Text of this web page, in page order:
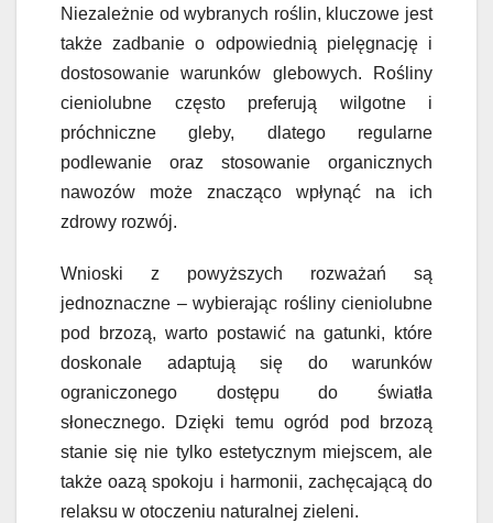
Niezależnie od wybranych roślin, kluczowe jest
także zadbanie o odpowiednią pielęgnację i
dostosowanie warunków glebowych. Rośliny
cieniolubne często preferują wilgotne i
próchniczne gleby, dlatego regularne
podlewanie oraz stosowanie organicznych
nawozów może znacząco wpłynąć na ich
zdrowy rozwój.
Wnioski z powyższych rozważań są
jednoznaczne – wybierając rośliny cieniolubne
pod brzozą, warto postawić na gatunki, które
doskonale adaptują się do warunków
ograniczonego dostępu do światła
słonecznego. Dzięki temu ogród pod brzozą
stanie się nie tylko estetycznym miejscem, ale
także oazą spokoju i harmonii, zachęcającą do
relaksu w otoczeniu naturalnej zieleni.